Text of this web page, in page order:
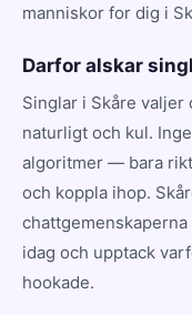
manniskor for dig i
Darfor alskar
Singlar i Skåre
naturligt och kul.
algoritmer — bara
och koppla ihop.
idag och upptack
hookade.